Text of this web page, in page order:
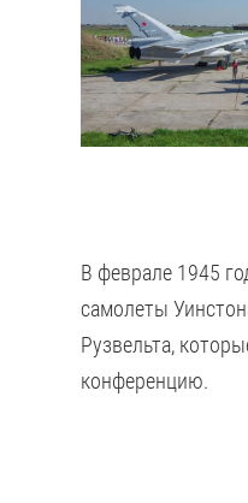
В феврале 1945
самолеты
Рузвельта,
конференцию.